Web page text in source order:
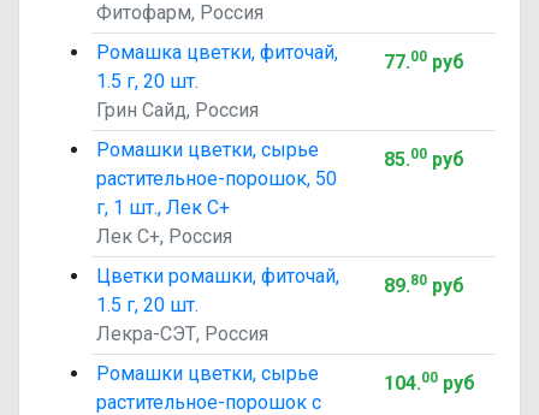
Фитофарм, Россия
Ромашка цветки, фиточай,
1.5 г, 20 шт.
Грин Сайд, Россия
77.00руб
Ромашки цветки, сырье
растительное-порошок, 50
г, 1 шт., Лек С+
Лек С+, Россия
85.00руб
Цветки ромашки, фиточай,
1.5 г, 20 шт.
Лекра-СЭТ, Россия
89.80руб
Ромашки цветки, сырье
растительное-порошок с
104.00руб